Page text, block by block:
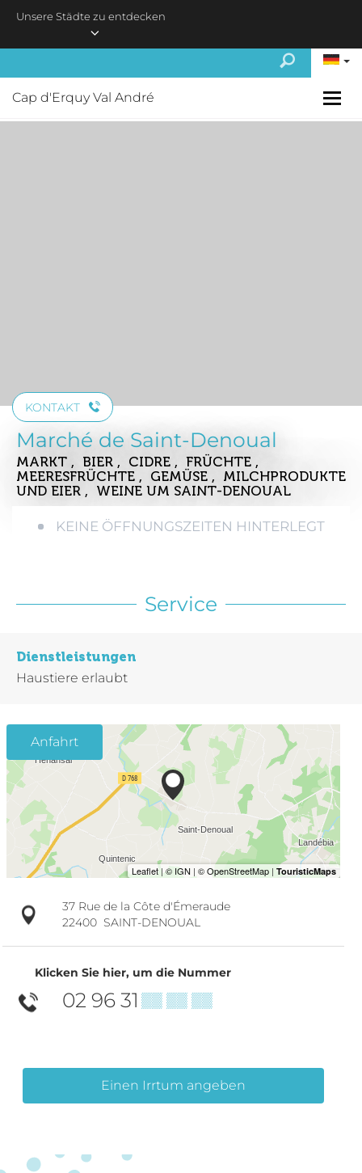
Unsere Städte zu entdecken
Cap d'Erquy Val André
KONTAKT
Marché de Saint-Denoual
MARKT , BIER , CIDRE , FRÜCHTE ,
MEERESFRÜCHTE , GEMÜSE , MILCHPRODUKTE
UND EIER , WEINE UM SAINT-DENOUAL
KEINE ÖFFNUNGSZEITEN HINTERLEGT
Service
Dienstleistungen
Haustiere erlaubt
Anfahrt
37 Rue de la Côte d'Émeraude
22400 SAINT-DENOUAL
Klicken Sie hier, um die Nummer
02 96 31 ▒▒ ▒▒ ▒▒
Einen Irrtum angeben